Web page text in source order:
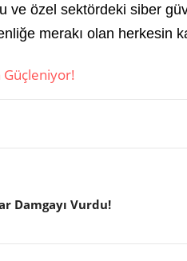
özel sektördeki siber
merakı olan herkesin
Damgayı Vurdu!